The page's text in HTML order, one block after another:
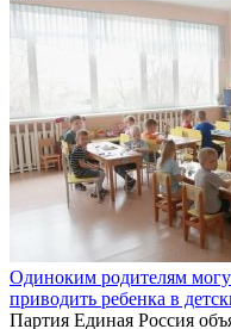
Одиноким родителям
приводить ребенка в
Партия Единая Россия